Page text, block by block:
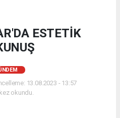
ESTETİK
13.08.2023 - 13:57
okundu.